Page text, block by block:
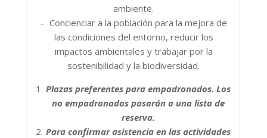
ambiente.
– Concienciar a la población para la mejora de
las condiciones del entorno, reducir los
impactos ambientales y trabajar por la
sostenibilidad y la biodiversidad.
Plazas preferentes para empadronados. Los
no empadronados pasarán a una lista de
reserva.
Para confirmar asistencia en las actividades